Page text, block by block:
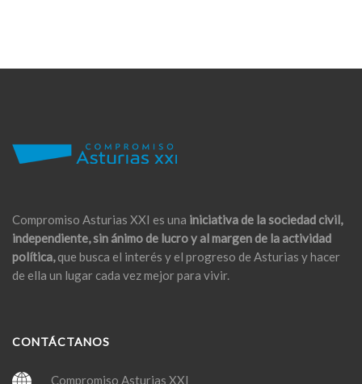
Compromiso Asturias XXI es una iniciativa de la sociedad civil,
independiente, sin ánimo de lucro y al margen de la actividad
política,que busca el interés y el progreso de Asturias y hacer
de ella un lugar cada vez mejor para vivir.
CONTÁCTANOS
Compromiso Asturias XXI